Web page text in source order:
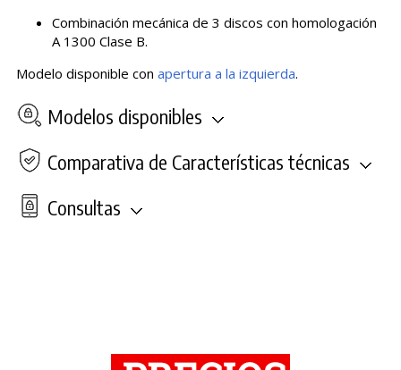
Combinación mecánica de 3 discos con homologación
A 1300 Clase B.
Modelo disponible con apertura a la izquierda.
Modelos disponibles
Comparativa de Características técnicas
Consultas